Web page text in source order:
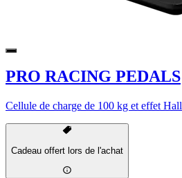
PRO RACING PEDALS
Cellule de charge de 100 kg et effet Hall
Cadeau offert lors de l'achat